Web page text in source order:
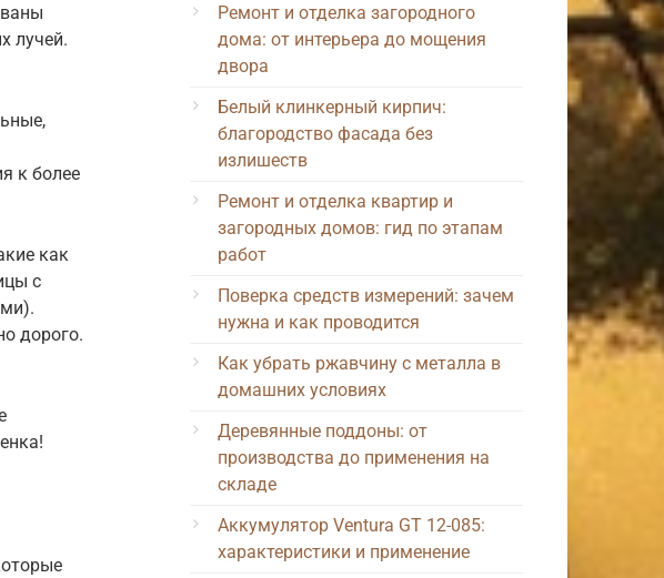
лучей.
к более
как
с
дорого.
Ремонт и отделка загородного
дома: от интерьера до мощения
двора
Белый клинкерный кирпич:
благородство фасада без
излишеств
Ремонт и отделка квартир и
загородных домов: гид по этапам
работ
Поверка средств измерений: зачем
нужна и как проводится
Как убрать ржавчину с металла в
домашних условиях
Деревянные поддоны: от
производства до применения на
складе
Аккумулятор Ventura GT 12-085:
характеристики и применение